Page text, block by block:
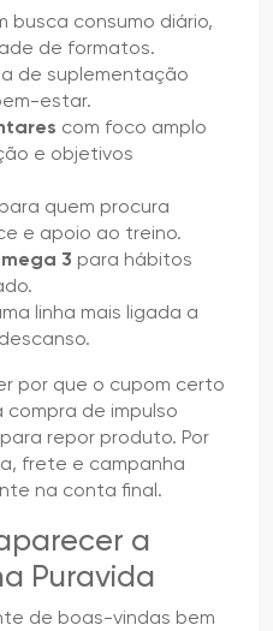
busca consumo diário,
de formatos.
de suplementação
estar.
com foco amplo
e objetivos
para quem procura
e apoio ao treino.
3 para hábitos
linha mais ligada a
por que o cupom certo
compra de impulso
repor produto. Por
frete e campanha
na conta final.
a
Puravida
de boas-vindas bem